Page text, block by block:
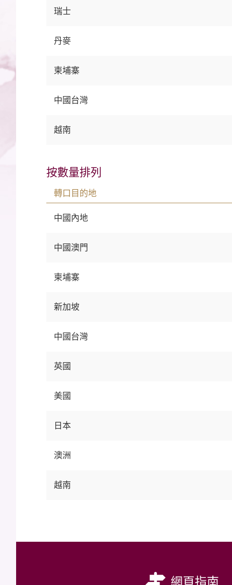
瑞士
丹麥
柬埔寨
中國台灣
越南
按數量排列
轉口目的地
中國內地
中國澳門
柬埔寨
新加坡
中國台灣
英國
美國
日本
澳洲
越南
網頁指南